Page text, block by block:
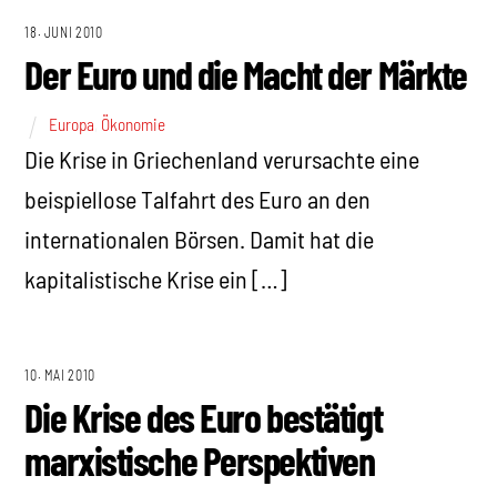
18. JUNI 2010
Der Euro und die Macht der Märkte
Europa Ökonomie
Die Krise in Griechenland verursachte eine
beispiellose Talfahrt des Euro an den
internationalen Börsen. Damit hat die
kapitalistische Krise ein […]
10. MAI 2010
Die Krise des Euro bestätigt
marxistische Perspektiven